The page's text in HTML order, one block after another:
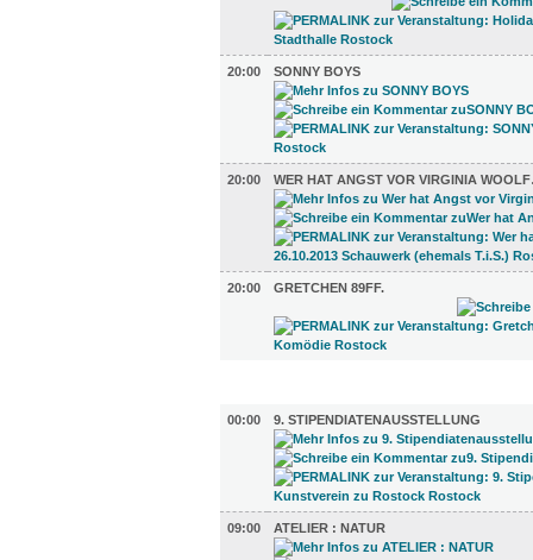
20:00 SONNY BOYS
20:00 WER HAT ANGST VOR VIRGINIA
20:00 GRETCHEN 89FF.
00:00
9. STIPENDIATENAUSSTELLUNG
09:00 ATELIER : NATUR